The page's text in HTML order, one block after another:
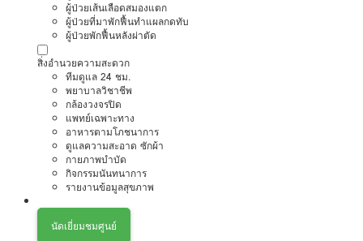
ผู้ป่วยเส้นเลือดสมองแตก
ผู้ป่วยที่มาพักฟื้นทำแผลกดทับ
ผู้ป่วยพักฟื้นหลังผ่าตัด
สิ่งอำนวยความสะดวก
ทีมดูแล 24 ชม.
พยาบาลวิชาชีพ
กล้องวงจรปิด
แพทย์เฉพาะทาง
อาหารตามโภชนาการ
ดูแลความสะอาด ซักผ้า
กายภาพบำบัด
กิจกรรมนันทนาการ
รายงานข้อมูลสุขภาพ
นัดเยี่ยมชมศูนย์